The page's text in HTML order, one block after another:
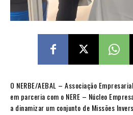
O NERBE/AEBAL – Associação
em parceria com o NERE – Núcleo
a dinamizar um conjunto de Missões